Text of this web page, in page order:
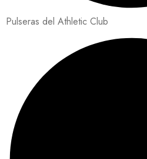
Pulseras del Athletic Club